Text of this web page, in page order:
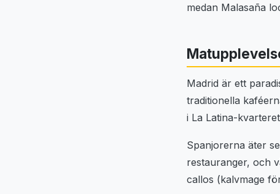
medan Malasaña
Madrid är ett
traditionella
i La Latina-
Spanjorerna äter
restauranger, och
callos (kalvmage